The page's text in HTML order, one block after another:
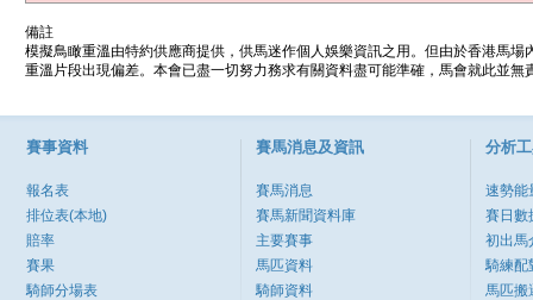
備註
模擬鳥瞰重溫由特約供應商提供，供馬迷作個人娛樂資訊之用。但由於香港馬
重溫片段出現偏差。本會已盡一切努力務求有關資料盡可能準確，馬會就此並
賽事資料
報名表
排位表(本地)
賠率
賽果
騎師分場表
賽馬消息及資訊
賽馬消息
賽馬新聞資料庫
主要賽事
馬匹資料
騎師資料
分析
速勢能
賽日數
初出馬
騎練配
馬匹搬